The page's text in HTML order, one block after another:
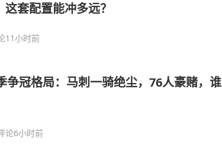
套配置能冲多远？
11小时前
争冠格局：马刺一骑绝尘，76人豪赌，谁
论6小时前